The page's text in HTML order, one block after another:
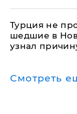
Турция не
шедшие в
узнал
Смотреть